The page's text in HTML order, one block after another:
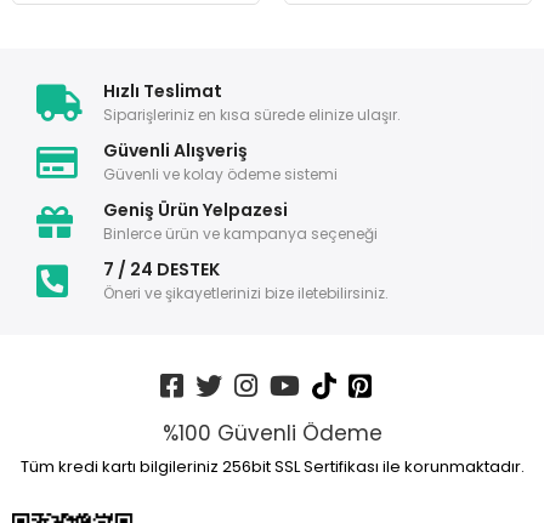
Hızlı Teslimat
Siparişleriniz en kısa sürede elinize ulaşır.
Güvenli Alışveriş
Güvenli ve kolay ödeme sistemi
Geniş Ürün Yelpazesi
Binlerce ürün ve kampanya seçeneği
7 / 24 DESTEK
Öneri ve şikayetlerinizi bize iletebilirsiniz.
%100 Güvenli Ödeme
Tüm kredi kartı bilgileriniz 256bit SSL Sertifikası ile korunmaktadır.